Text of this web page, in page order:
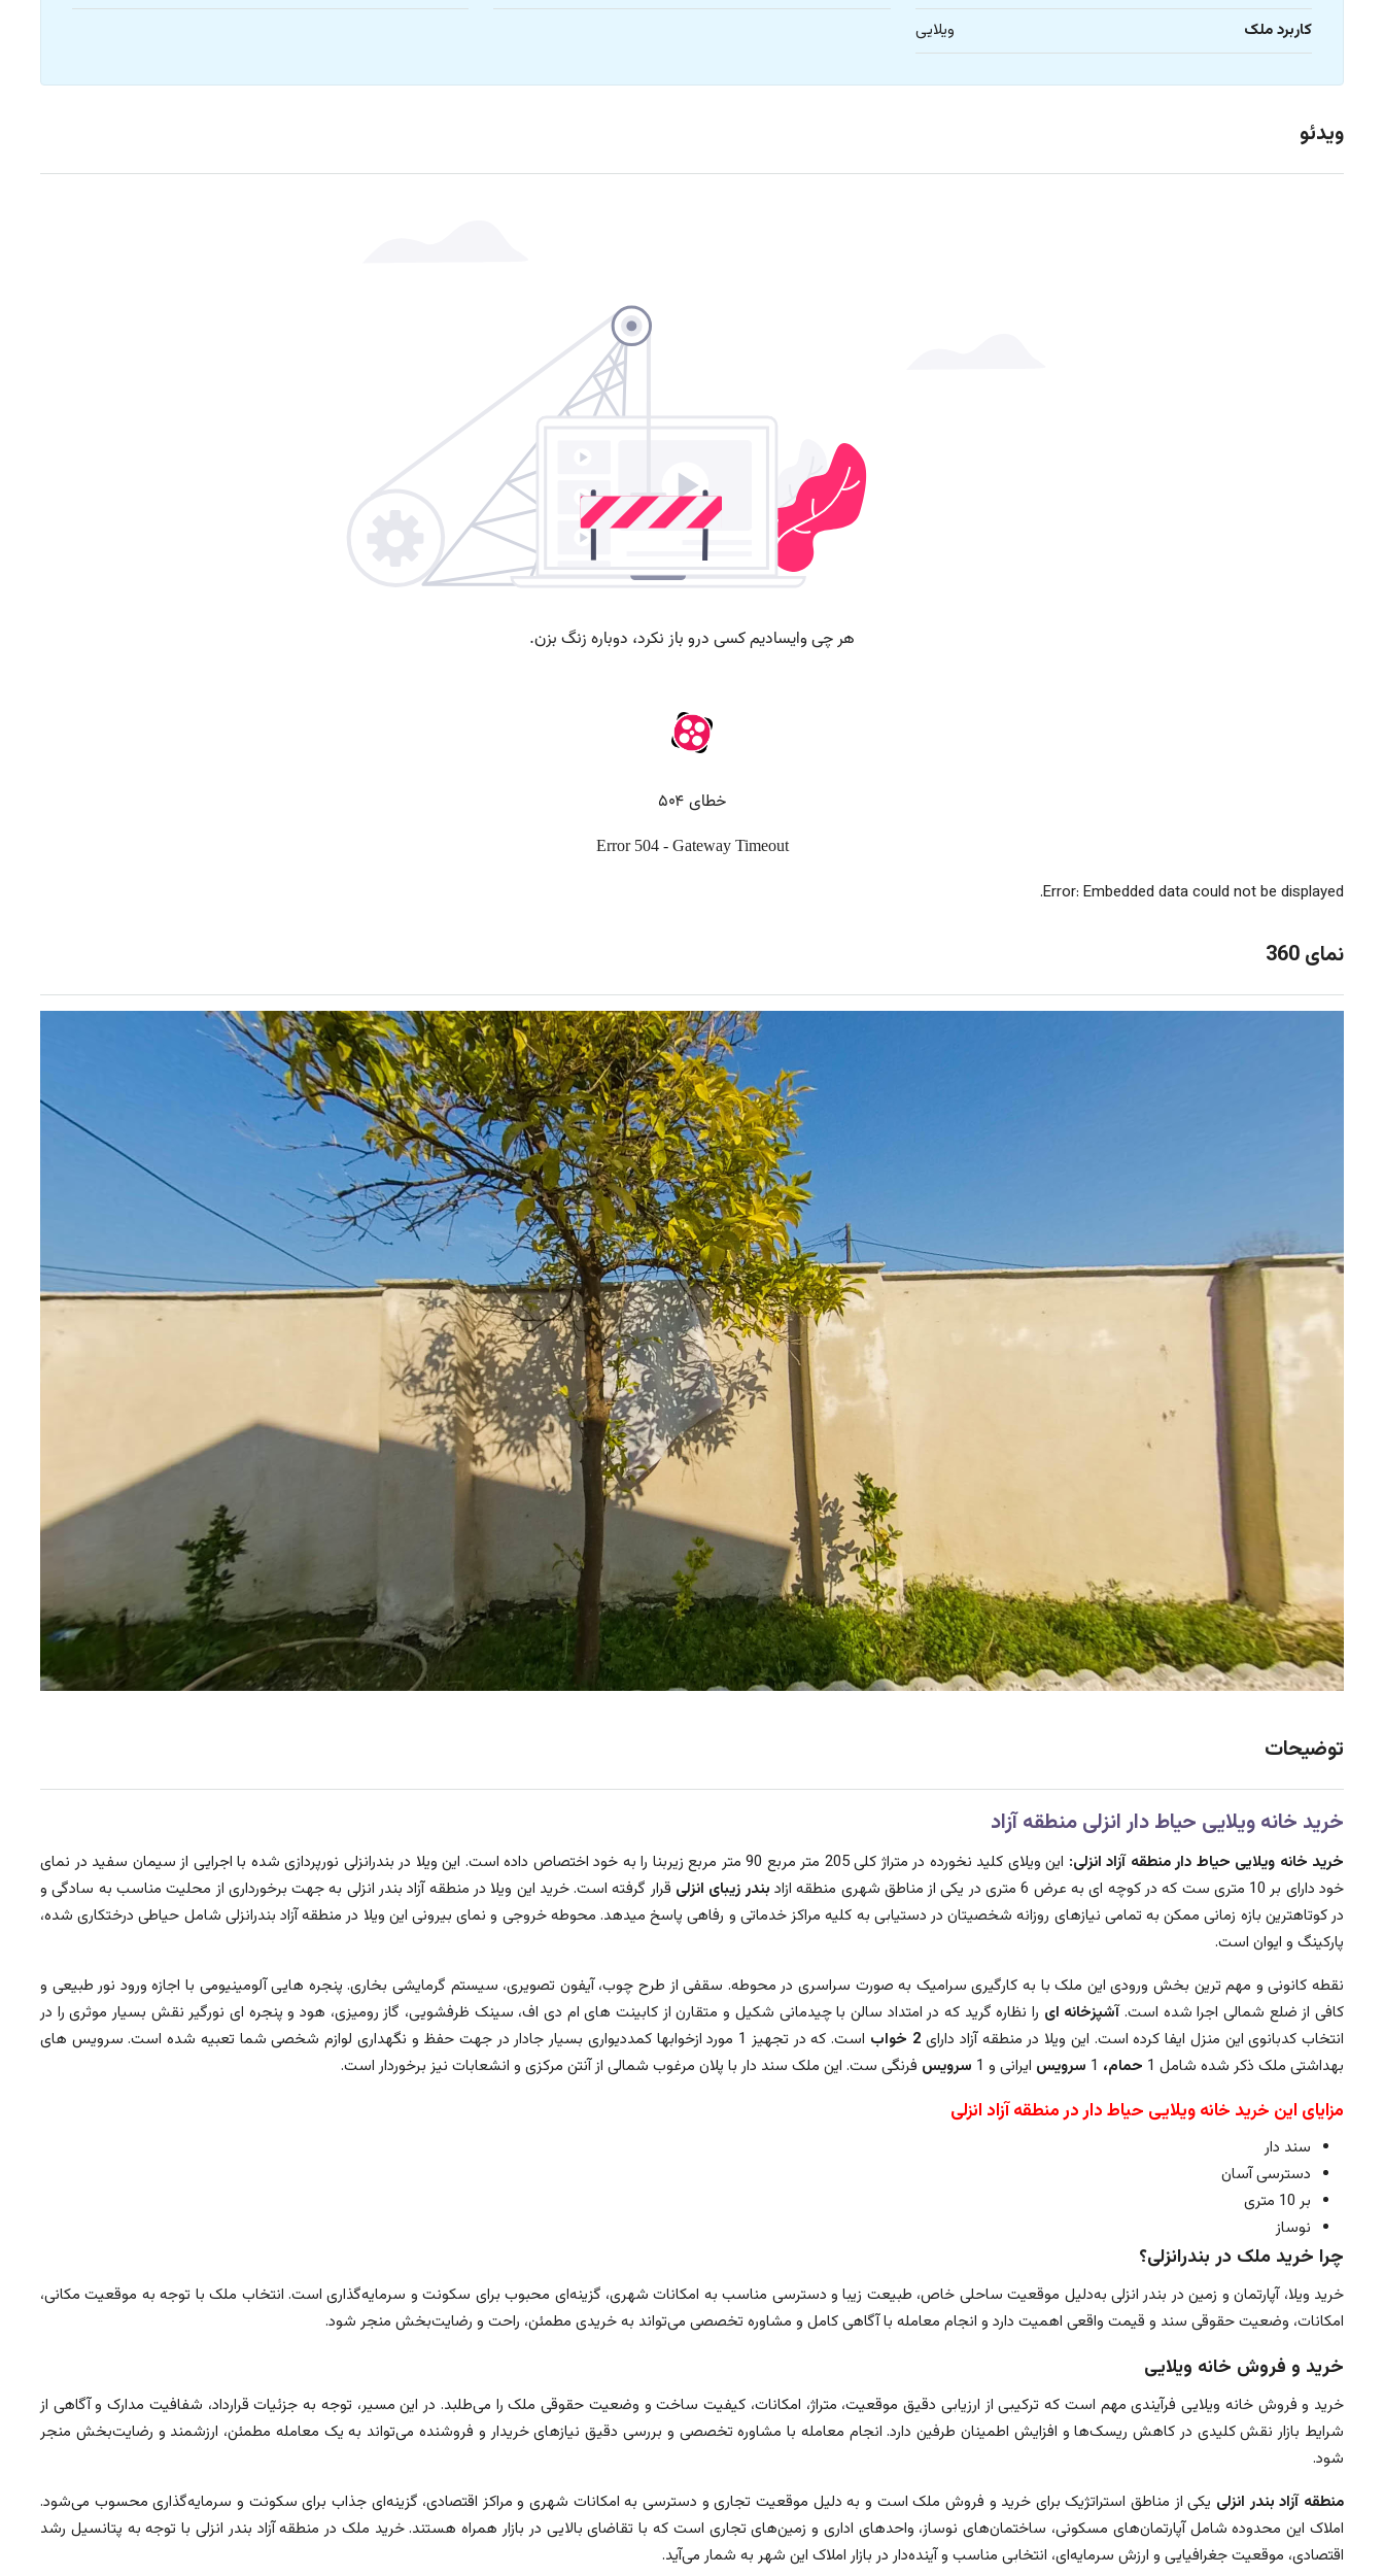
کاربرد ملک
ویلایی
ویدئو
Error: Embedded data could not be displayed.
نمای 360
توضیحات
خرید خانه ویلایی حیاط دار انزلی منطقه آزاد
خرید خانه ویلایی حیاط دار منطقه آزاد انزلی:
این ویلای کلید نخورده در متراژ کلی 205 متر مربع 90 متر مربع زیربنا را به خود اختصاص داده است. این ویلا در بندرانزلی نورپردازی شده با اجرایی از سیمان سفید در نمای
خود دارای بر 10 متری ست که در کوچه ای به عرض 6 متری در یکی از مناطق شهری منطقه ازاد
بندر زیبای انزلی قرار گرفته است. خرید این ویلا در منطقه آزاد بندر انزلی به جهت برخورداری از محلیت مناسب به سادگی و
در کوتاهترین بازه زمانی ممکن به تمامی نیازهای روزانه شخصیتان در دستیابی به کلیه مراکز خدماتی و رفاهی پاسخ میدهد. محوطه خروجی و نمای بیرونی این ویلا در منطقه آزاد بندرانزلی شامل حیاطی درختکاری شده،
پارکینگ و ایوان است.
نقطه کانونی و مهم ترین بخش ورودی این ملک با به کارگیری سرامیک به صورت سراسری در محوطه. سقفی از طرح چوب، آیفون تصویری، سیستم گرمایشی بخاری. پنجره هایی آلومینیومی با اجازه ورود نور طبیعی و
کافی از ضلع شمالی اجرا شده است.آشپزخانه ای را نظاره گرید که در امتداد سالن با چیدمانی شکیل و متقارن از کابینت های ام دی اف، سینک ظرفشویی، گاز رومیزی، هود و پنجره ای نورگیر نقش بسیار موثری را در
انتخاب کدبانوی این منزل ایفا کرده است. این ویلا در منطقه آزاد دارای 2 خواب
است. که در تجهیز 1 مورد ازخوابها کمددیواری بسیار جادار در جهت حفظ و نگهداری لوازم شخصی شما تعبیه شده است. سرویس های
بهداشتی ملک ذکر شده شامل 1
حمام، سرویس ایرانی و 1 سرویس فرنگی ست. این ملک سند دار با پلان مرغوب شمالی از آنتن مرکزی و انشعابات نیز برخوردار است.
مزایای این خرید خانه ویلایی حیاط دار در منطقه آزاد انزلی
سند دار
دسترسی آسان
بر 10 متری
نوساز
چرا خرید ملک در بندرانزلی؟
خرید ویلا، آپارتمان و زمین در بندر انزلی به‌دلیل موقعیت ساحلی خاص، طبیعت زیبا و دسترسی مناسب به امکانات شهری، گزینه‌ای محبوب برای سکونت و سرمایه‌گذاری است. انتخاب ملک با توجه به موقعیت مکانی،
امکانات، وضعیت حقوقی سند و قیمت واقعی اهمیت دارد و انجام معامله با آگاهی کامل و مشاوره تخصصی می‌تواند به خریدی مطمئن، راحت و رضایت‌بخش منجر شود.
خرید و فروش خانه ویلایی
خرید و فروش خانه ویلایی فرآیندی مهم است که ترکیبی از ارزیابی دقیق موقعیت، متراژ، امکانات، کیفیت ساخت و وضعیت حقوقی ملک را می‌طلبد. در این مسیر، توجه به جزئیات قرارداد، شفافیت مدارک و آگاهی از
شرایط بازار نقش کلیدی در کاهش ریسک‌ها و افزایش اطمینان طرفین دارد. انجام معامله با مشاوره تخصصی و بررسی دقیق نیازهای خریدار و فروشنده می‌تواند به یک معامله مطمئن، ارزشمند و رضایت‌بخش منجر
شود.
منطقه آزاد بندر انزلی یکی از مناطق استراتژیک برای خرید و فروش ملک است و به دلیل موقعیت تجاری و دسترسی به امکانات شهری و مراکز اقتصادی، گزینه‌ای جذاب برای سکونت و سرمایه‌گذاری محسوب می‌شود.
املاک این محدوده شامل آپارتمان‌های مسکونی، ساختمان‌های نوساز، واحدهای اداری و زمین‌های تجاری است که با تقاضای بالایی در بازار همراه هستند. خرید ملک در منطقه آزاد بندر انزلی با توجه به پتانسیل رشد
اقتصادی، موقعیت جغرافیایی و ارزش سرمایه‌ای، انتخابی مناسب و آینده‌دار در بازار املاک این شهر به شمار می‌آید.